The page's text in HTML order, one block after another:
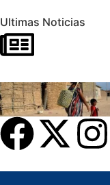
Ultimas Noticias